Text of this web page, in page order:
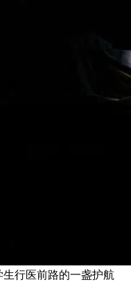
行医前路的一盏护航